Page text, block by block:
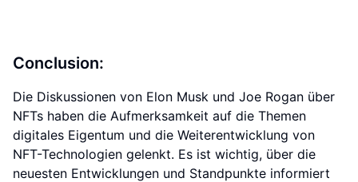
Conclusion:
Die Diskussionen von Elon Musk und Joe Rogan über
NFTs haben die Aufmerksamkeit auf die Themen
digitales Eigentum und die Weiterentwicklung von
NFT-Technologien gelenkt. Es ist wichtig, über die
neuesten Entwicklungen und Standpunkte informiert